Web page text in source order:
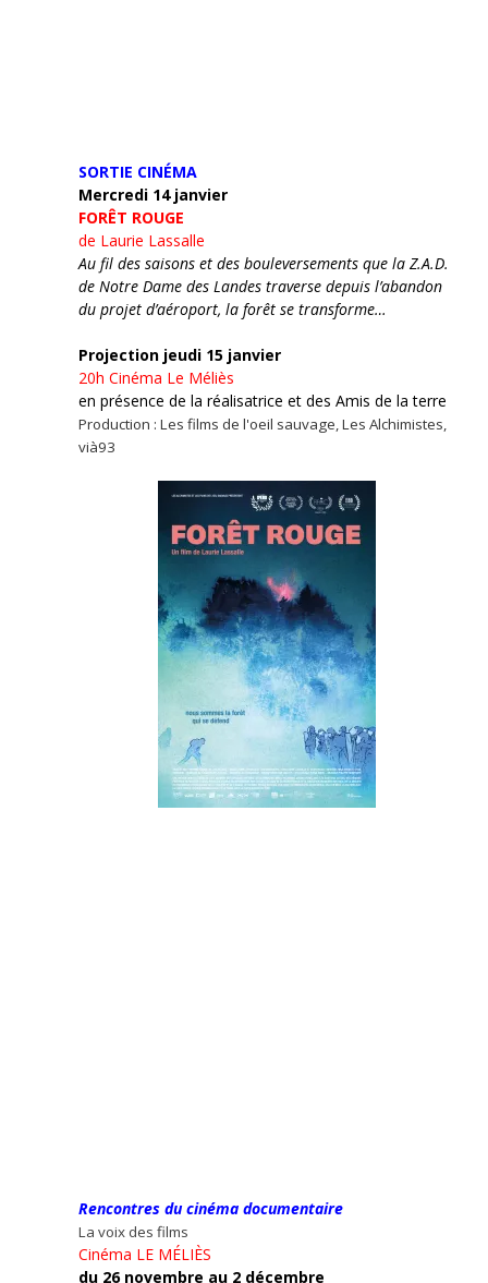
SORTIE CINÉMA
Mercredi 14 janvier
FORÊT ROUGE
de Laurie Lassalle
Au fil des saisons et des bouleversements que la Z.A.D.
de Notre Dame des Landes traverse depuis l’abandon
du projet d’aéroport, la forêt se transforme…
Projection jeudi 15 janvier
20h Cinéma Le Méliès
en présence de la réalisatrice et des Amis de la terre
Production : Les films de l'oeil sauvage, Les Alchimistes,
vià93
Rencontres du cinéma documentaire
La voix des films
Cinéma LE MÉLIÈS
du 26 novembre au 2 décembre